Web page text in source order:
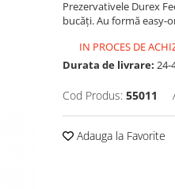
Prezervativele Durex
bucăți. Au formă easy-
IN PROCES DE
Durata de livrare: 24-
Cod Produs: 55011
Adauga la Favorite